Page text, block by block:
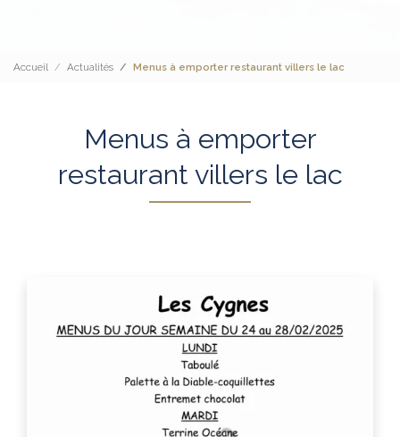
Accueil Actualités Menus à emporter restaurant villers le lac
Menus à emporter
restaurant villers le lac